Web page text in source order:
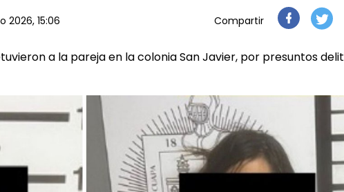
2026, 15:06 Compartir
a la pareja en la colonia San Javier, por presuntos